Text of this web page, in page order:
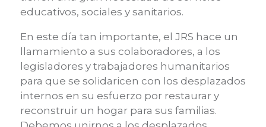
educativos, sociales y sanitarios.
En este día tan importante, el JRS hace un
llamamiento a sus colaboradores, a los
legisladores y trabajadores humanitarios
para que se solidaricen con los desplazados
internos en su esfuerzo por restaurar y
reconstruir un hogar para sus familias.